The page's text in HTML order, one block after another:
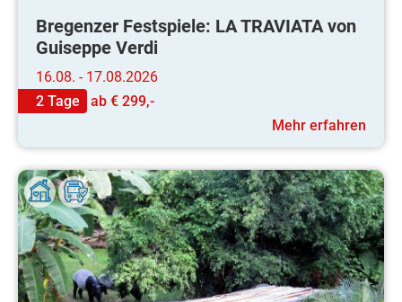
Bregenzer Festspiele: LA TRAVIATA von
Guiseppe Verdi
16.08. - 17.08.2026
2 Tage
ab € 299,-
Mehr erfahren